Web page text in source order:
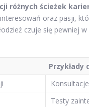
różnych ścieżek
oraz pasji,
czuje się pewniej
Przykłady
Testy